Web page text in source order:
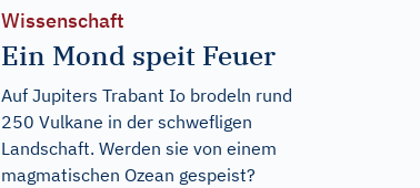
Wissenschaft
Ein Mond speit Feuer
Auf Jupiters Trabant Io brodeln rund
250 Vulkane in der schwefligen
Landschaft. Werden sie von einem
magmatischen Ozean gespeist?